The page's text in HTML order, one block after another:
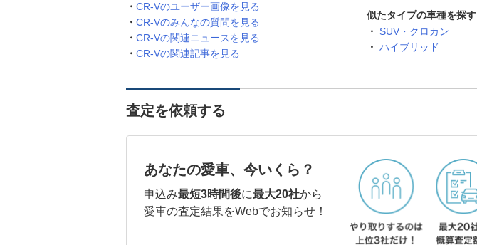
CR-Vのユーザー画像を見る
CR-Vのみんなの質問を見る
CR-Vの関連ニュースを見る
CR-Vの関連記事を見る
似たタイプの車種を探す
SUV・クロカン
ハイブリッド
査定を依頼する
あなたの愛車、今いくら？
申込み最短3時間後に最大20社から
愛車の査定結果をWebでお知らせ！